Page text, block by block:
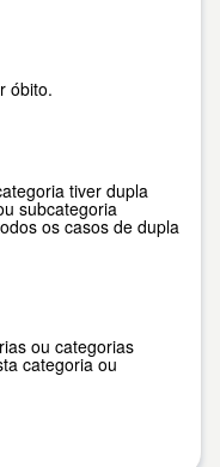
óbito.
tiver dupla
subcategoria
os casos de dupla
ou categorias
categoria ou